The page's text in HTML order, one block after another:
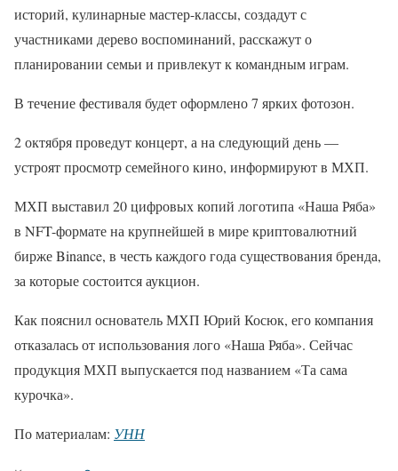
историй, кулинарные мастер-классы, создадут с
участниками дерево воспоминаний, расскажут о
планировании семьи и привлекут к командным играм.
В течение фестиваля будет оформлено 7 ярких фотозон.
2 октября проведут концерт, а на следующий день —
устроят просмотр семейного кино, информируют в МХП.
МХП выставил 20 цифровых копий логотипа «Наша Ряба»
в NFT-формате на крупнейшей в мире криптовалютний
бирже Binance, в честь каждого года существования бренда,
за которые состоится аукцион.
Как пояснил основатель МХП Юрий Косюк, его компания
отказалась от использования лого «Наша Ряба». Сейчас
продукция МХП выпускается под названием «Та сама
курочка».
По материалам: УНН